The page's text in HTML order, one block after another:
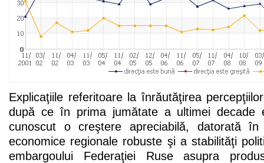
Explicaţiile referitoare la înrăutăţirea
după ce în prima jumătate a ultimei decade
cunoscut o creştere apreciabilă, datorată
economice regionale robuste şi a stabilităţi
embargoului Federaţiei Ruse asupra